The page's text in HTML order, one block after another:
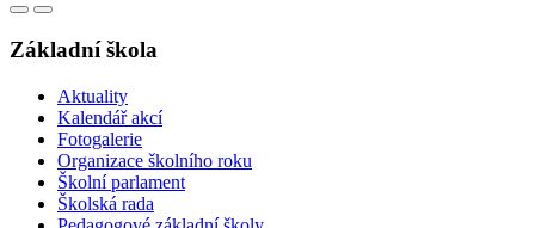
Základní škola
Aktuality
Kalendář akcí
Fotogalerie
Organizace školního roku
Školní parlament
Školská rada